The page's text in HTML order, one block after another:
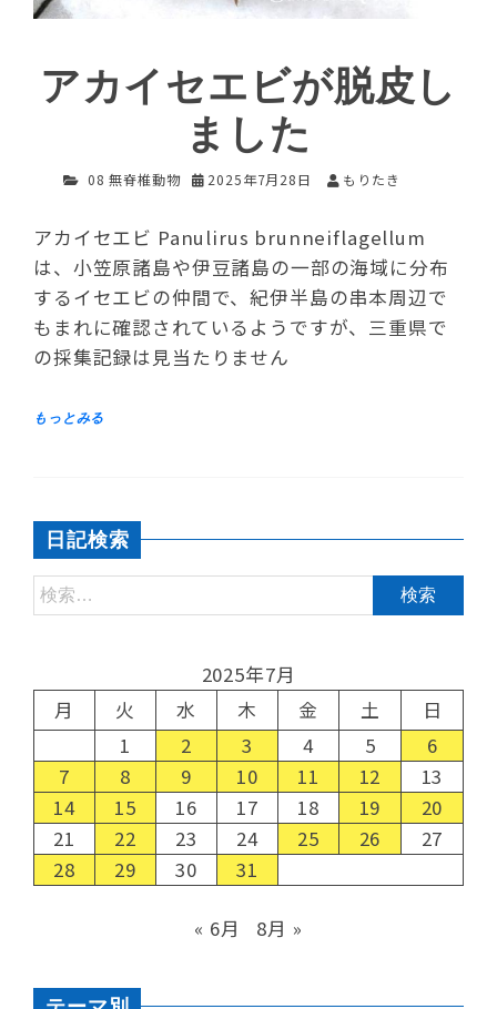
アカイセエビが脱皮し
ました
08 無脊椎動物 2025年7月28日 もりたき
アカイセエビ Panulirus brunneiflagellum
は、小笠原諸島や伊豆諸島の一部の海域に分布
するイセエビの仲間で、紀伊半島の串本周辺で
もまれに確認されているようですが、三重県で
の採集記録は見当たりません
日記検索
2025年7月
月
火 水 木 金 土
日
1
2 3 4 5
6
7
8 9 10 11 12
13
14
15 16 17 18 19
20
21
22 23 24 25 26
27
28
29 30 31
« 6月 8月 »